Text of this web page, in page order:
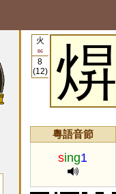
火
86
8
(12)
焺
粵語音節
sing1